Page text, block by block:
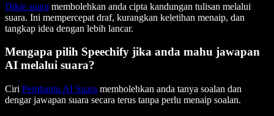
Dikte suara membolehkan anda cipta kandungan tulisan melalui
suara. Ini mempercepat draf, kurangkan keletihan menaip, dan
tangkap idea dengan lebih lancar.
Mengapa pilih Speechify jika anda mahu jawapan
AI melalui suara?
Ciri Pembantu AI Suara membolehkan anda tanya soalan dan
dengar jawapan suara secara terus tanpa perlu menaip soalan.